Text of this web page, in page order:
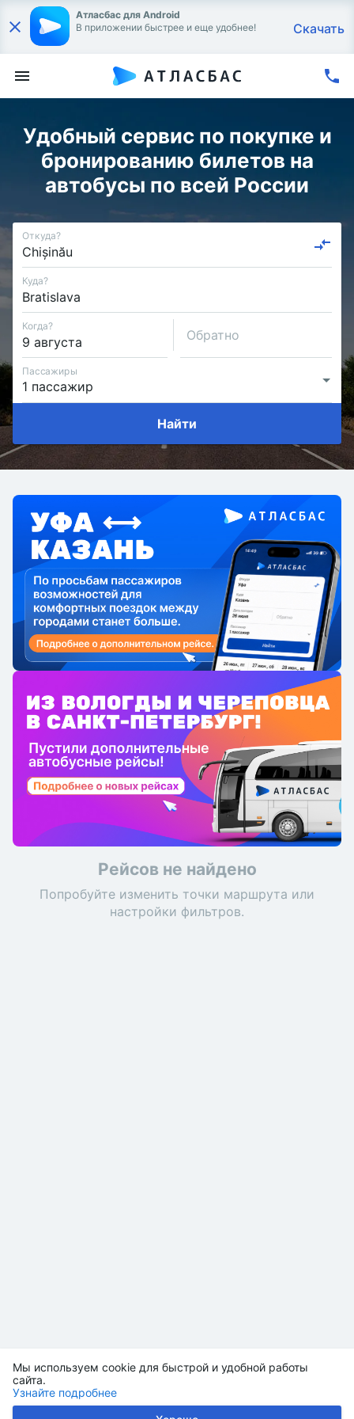
Мы используем cookie для быстрой и удобной работы
сайта.
Узнайте подробнее
Атласбас для Android
В приложении быстрее и еще удобнее!
Скачать
Удобный сервис по покупке и
бронированию билетов на
автобусы по всей России
Откуда?
Куда?
Когда?
Обратно
Пассажиры
Найти
Рейсов не найдено
Попробуйте изменить точки маршрута или
настройки фильтров.